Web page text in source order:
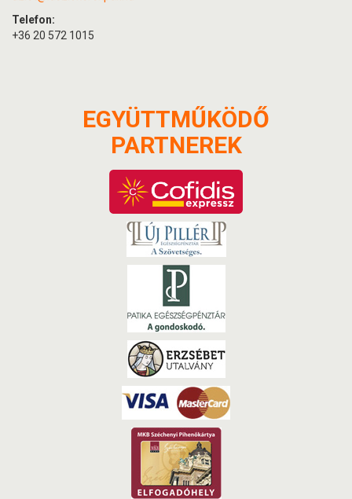
Telefon:
+36 20 572 1015
EGYÜTTMŰKÖDŐ
PARTNEREK